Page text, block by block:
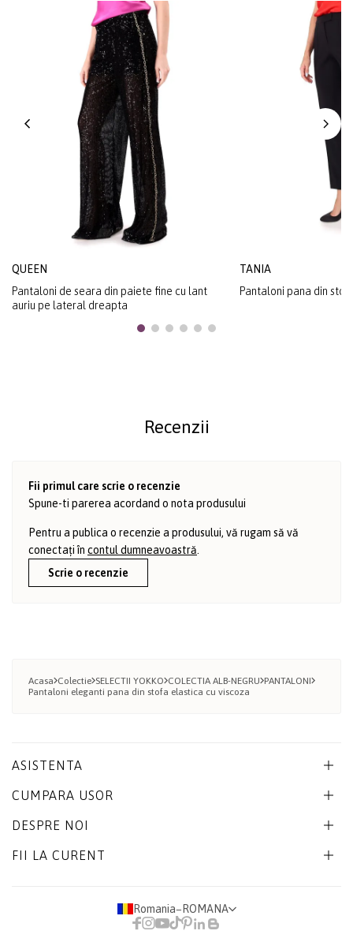
QUEEN
Pantaloni de seara din paiete fine cu lant
auriu pe lateral dreapta
TANIA
Pantaloni pana din
Recenzii
Fii primul care scrie o recenzie
Spune-ti parerea acordand o nota produsului
Pentru a publica o recenzie a produsului, vă rugam să vă
conectați în contul dumneavoastră
Scrie o recenzie
Acasa Colectie SELECTII YOKKO COLECTIA ALB-NEGRU PANTALONI
Pantaloni eleganti pana din stofa elastica cu viscoza
ASISTENTA
CUMPARA USOR
DESPRE NOI
FII LA CURENT
Romania− ROMANA